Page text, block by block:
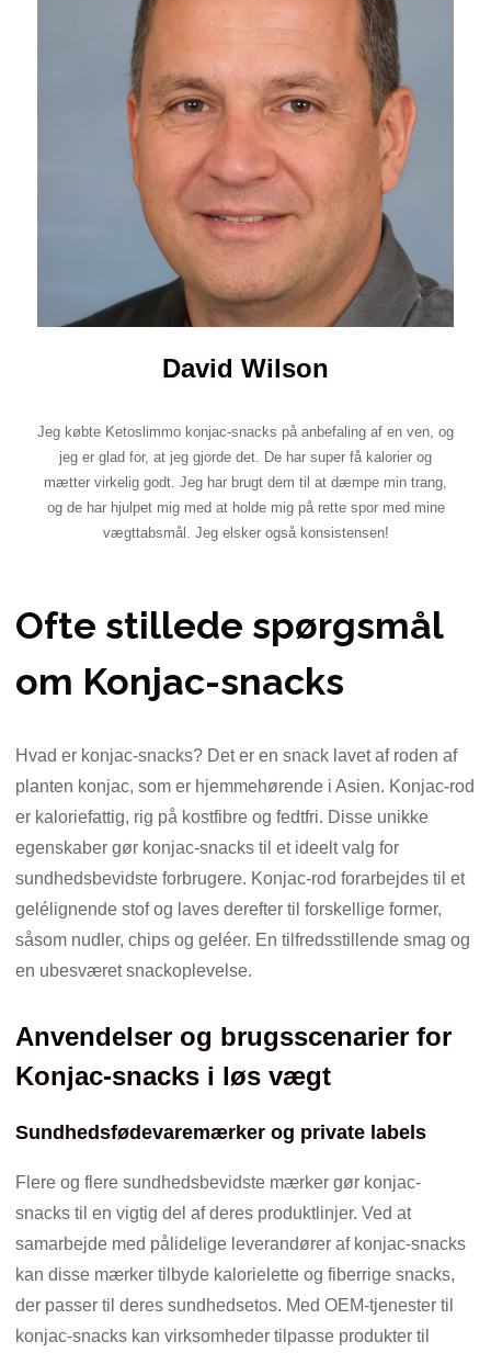
David Wilson
Jeg købte Ketoslimmo konjac-snacks på anbefaling af en ven, og
jeg er glad for, at jeg gjorde det. De har super få kalorier og
mætter virkelig godt. Jeg har brugt dem til at dæmpe min trang,
og de har hjulpet mig med at holde mig på rette spor med mine
vægttabsmål. Jeg elsker også konsistensen!
Ofte stillede spørgsmål
om Konjac-snacks
Hvad er konjac-snacks? Det er en snack lavet af roden af ​​
planten konjac, som er hjemmehørende i Asien. Konjac-rod
er kaloriefattig, rig på kostfibre og fedtfri. Disse unikke
egenskaber gør konjac-snacks til et ideelt valg for
sundhedsbevidste forbrugere. Konjac-rod forarbejdes til et
gelélignende stof og laves derefter til forskellige former,
såsom nudler, chips og geléer. En tilfredsstillende smag og
en ubesværet snackoplevelse.
Anvendelser og brugsscenarier for
Konjac-snacks i løs vægt
Sundhedsfødevaremærker og private labels
Flere og flere sundhedsbevidste mærker gør konjac-
snacks til en vigtig del af deres produktlinjer. Ved at
samarbejde med pålidelige leverandører af konjac-snacks
kan disse mærker tilbyde kalorielette og fiberrige snacks,
der passer til deres sundhedsetos. Med OEM-tjenester til
konjac-snacks kan virksomheder tilpasse produkter til